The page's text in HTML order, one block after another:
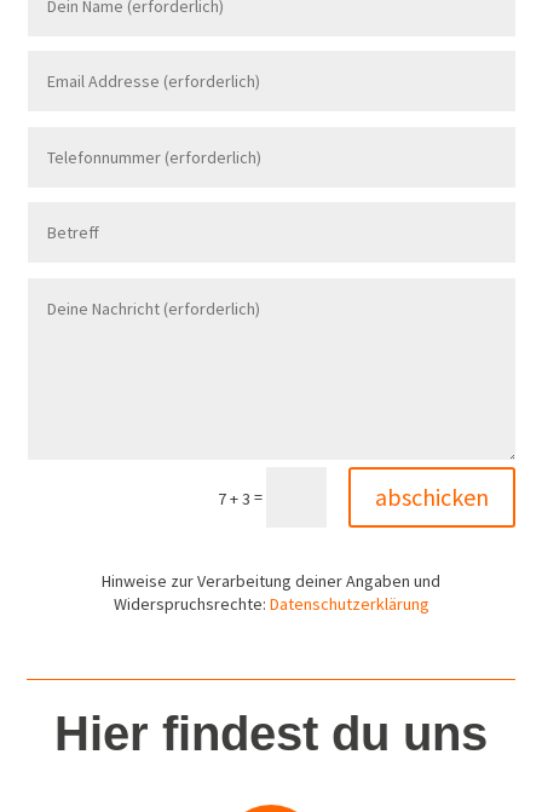
7 + 3 = abschicken
Hinweise zur Verarbeitung deiner Angaben und
Widerspruchsrechte: Datenschutzerklärung
Hier findest du uns